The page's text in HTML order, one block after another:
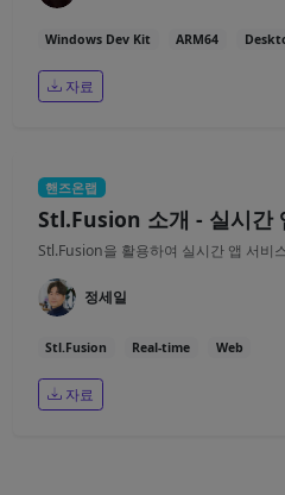
Windows Dev Kit ARM64
자료
핸즈온랩
Stl.Fusion 소개 - 실시간
Stl.Fusion을 활용하여 실시간 앱 서비
정세일
Stl.Fusion Real-time Web
자료